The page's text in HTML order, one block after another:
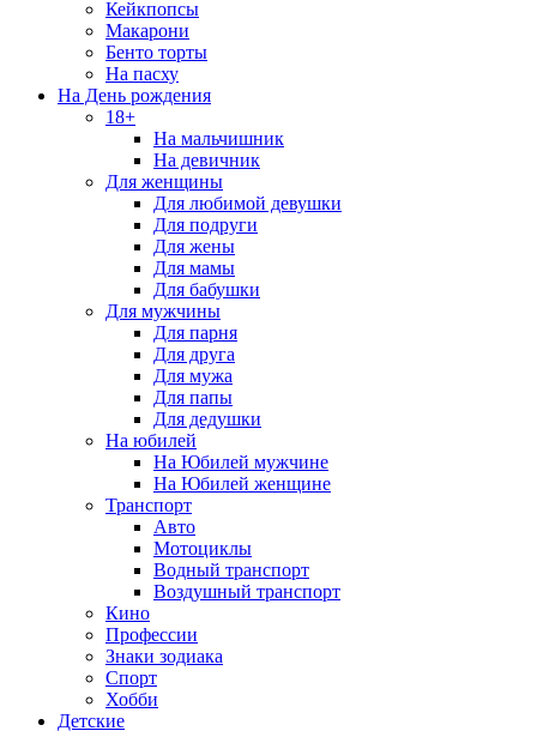
Кейкпопсы
Макарони
Бенто торты
На пасху
На День рождения
18+
На мальчишник
На девичник
Для женщины
Для любимой девушки
Для подруги
Для жены
Для мамы
Для бабушки
Для мужчины
Для парня
Для друга
Для мужа
Для папы
Для дедушки
На юбилей
На Юбилей мужчине
На Юбилей женщине
Транспорт
Авто
Мотоциклы
Водный транспорт
Воздушный транспорт
Кино
Профессии
Знаки зодиака
Спорт
Хобби
Детские